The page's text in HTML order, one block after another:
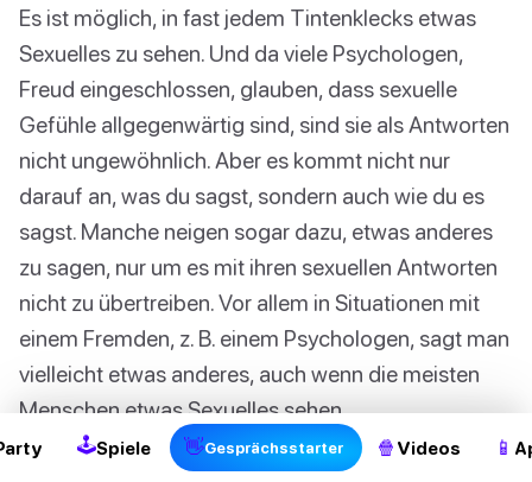
2
Es ist möglich, in fast jedem Tintenklecks etwas
Sexuelles zu sehen. Und da viele Psychologen,
Freud eingeschlossen, glauben, dass sexuelle
Gefühle allgegenwärtig sind, sind sie als Antworten
nicht ungewöhnlich. Aber es kommt nicht nur
darauf an, was du sagst, sondern auch wie du es
sagst. Manche neigen sogar dazu, etwas anderes
zu sagen, nur um es mit ihren sexuellen Antworten
nicht zu übertreiben. Vor allem in Situationen mit
einem Fremden, z. B. einem Psychologen, sagt man
vielleicht etwas anderes, auch wenn die meisten
Menschen etwas Sexuelles sehen.
🕹Spiele 👋Gesprächsstarter 🍿 Videos 📱